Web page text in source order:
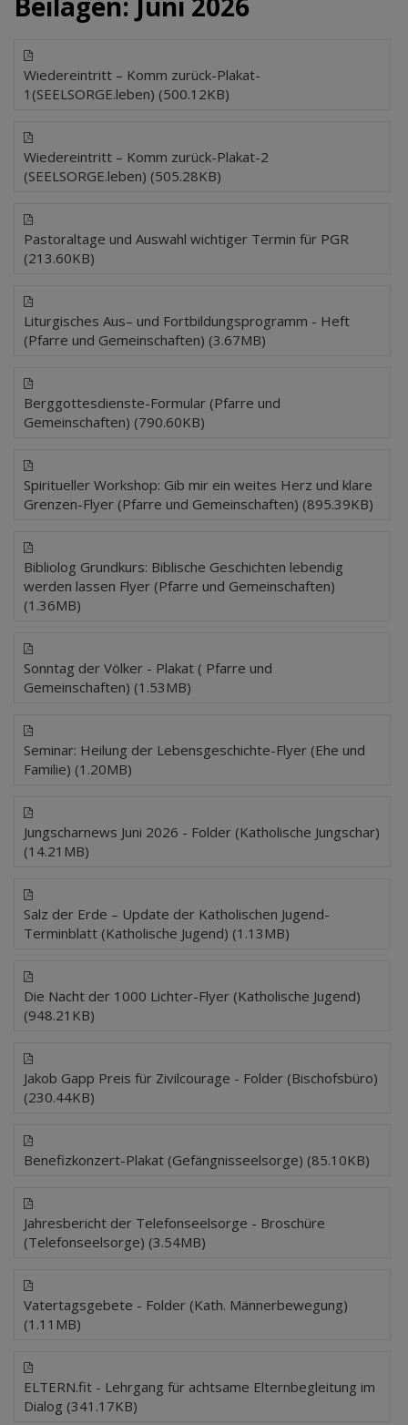
Wiedereintritt – Komm zurück-Plakat-
1(SEELSORGE.leben) (500.12KB)
Wiedereintritt – Komm zurück-Plakat-2
(SEELSORGE.leben) (505.28KB)
Pastoraltage und Auswahl wichtiger Termin für PGR
(213.60KB)
Liturgisches Aus– und Fortbildungsprogramm - Heft
(Pfarre und Gemeinschaften) (3.67MB)
Berggottesdienste-Formular (Pfarre und
Gemeinschaften) (790.60KB)
Spiritueller Workshop: Gib mir ein weites Herz und klare
Grenzen-Flyer (Pfarre und Gemeinschaften) (895.39KB)
Bibliolog Grundkurs: Biblische Geschichten lebendig
werden lassen Flyer (Pfarre und Gemeinschaften)
(1.36MB)
Sonntag der Völker - Plakat ( Pfarre und
Gemeinschaften) (1.53MB)
Seminar: Heilung der Lebensgeschichte-Flyer (Ehe und
Familie) (1.20MB)
Jungscharnews Juni 2026 - Folder (Katholische Jungschar)
(14.21MB)
Salz der Erde – Update der Katholischen Jugend-
Terminblatt (Katholische Jugend) (1.13MB)
Die Nacht der 1000 Lichter-Flyer (Katholische Jugend)
(948.21KB)
Jakob Gapp Preis für Zivilcourage - Folder (Bischofsbüro)
(230.44KB)
Benefizkonzert-Plakat (Gefängnisseelsorge) (85.10KB)
Jahresbericht der Telefonseelsorge - Broschüre
(Telefonseelsorge) (3.54MB)
Vatertagsgebete - Folder (Kath. Männerbewegung)
(1.11MB)
ELTERN.fit - Lehrgang für achtsame Elternbegleitung im
Dialog (341.17KB)